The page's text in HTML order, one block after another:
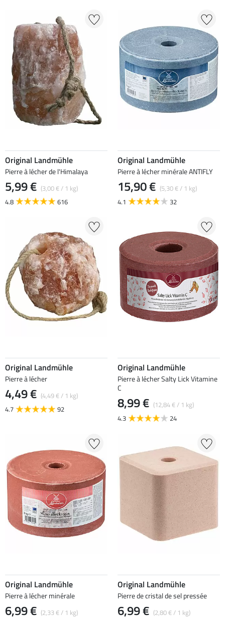
Original Landmühle
Pierre à lécher de l'Himalaya
5,99 € (3,00 € / 1 kg)
4.8
616
Original Landmühle
Pierre à lécher minérale ANTIFLY
15,90 € (5,30 € / 1 kg)
4.1
32
Original Landmühle
Pierre à lécher
4,49 € (4,49 € / 1 kg)
4.7
92
Original Landmühle
Pierre à lécher Salty Lick Vitamine
C
8,99 € (12,84 € / 1 kg)
4.3
24
Original Landmühle
Pierre à lécher minérale
6,99 € (2,33 € / 1 kg)
Original Landmühle
Pierre de cristal de sel pressée
6,99 € (2,80 € / 1 kg)